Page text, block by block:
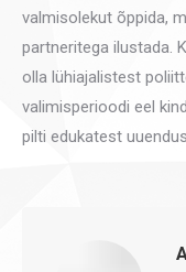
valmisolekut õppida,
partneritega ilustada.
olla lühiajalistest
valimisperioodi eel
pilti edukatest